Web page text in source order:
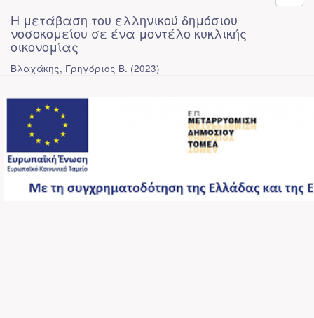
Η μετάβαση του ελληνικού δημόσιου
νοσοκομείου σε ένα μοντέλο κυκλικής
οικονομίας
Βλαχάκης, Γρηγόριος Β. (2023)